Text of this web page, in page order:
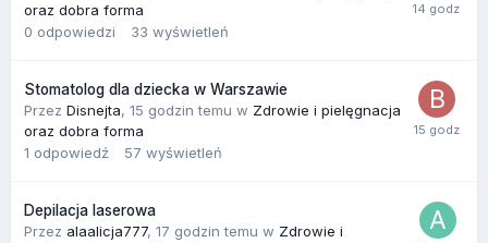
oraz dobra forma
0 odpowiedzi 33 wyświetleń
Stomatolog dla dziecka w Warszawie
Przez Disnejta, 15 godzin temu w Zdrowie i pielęgnacja
oraz dobra forma
1 odpowiedź 57 wyświetleń
Depilacja laserowa
Przez alaalicja777, 17 godzin temu w Zdrowie i